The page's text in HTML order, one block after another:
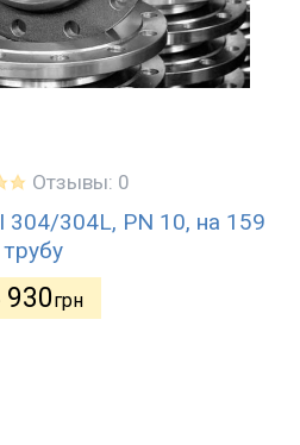
Отзывы: 0
304/304L, PN 10, на 159
трубу
930грн